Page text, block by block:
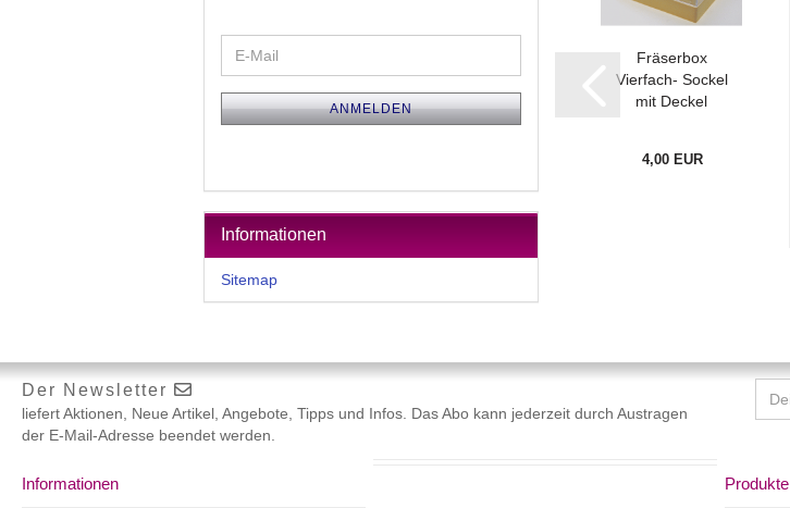
Fräserbox
Vierfach- Sockel
mit Deckel
4,00 EUR
ZUR
ANMELDUNG
E-
Mail
ANMELDEN
Informationen
Sitemap
Der Newsletter
liefert Aktionen, Neue Artikel, Angebote, Tipps und Infos. Das Abo kann jederzeit durch Austragen
der E-Mail-Adresse beendet werden.
Informationen Produkte